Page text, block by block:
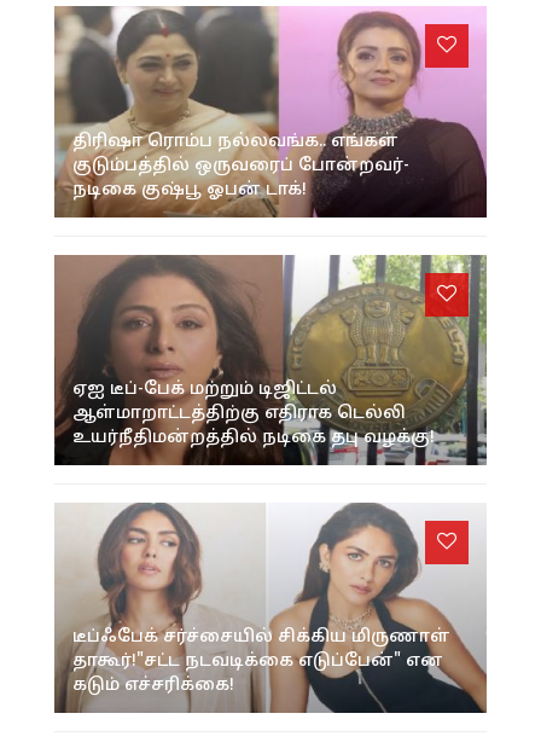
திரிஷா ரொம்ப நல்லவங்க.. எங்கள்
குடும்பத்தில் ஒருவரைப் போன்றவர்-
நடிகை குஷ்பூ ஓபன் டாக்!
ஏஐ டீப்-பேக் மற்றும் டிஜிட்டல்
ஆள்மாறாட்டத்திற்கு எதிராக டெல்லி
உயர்நீதிமன்றத்தில் நடிகை தபு வழக்கு!
டீப்ஃபேக் சர்ச்சையில் சிக்கிய மிருணாள்
தாகூர்!"சட்ட நடவடிக்கை எடுப்பேன்" என
கடும் எச்சரிக்கை!